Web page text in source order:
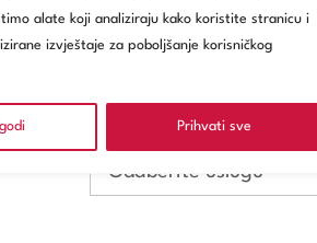
alate koji analiziraju kako koristite stranicu i
izvještaje za poboljšanje korisničkog
Prihvati sve
Odaberite uslugu